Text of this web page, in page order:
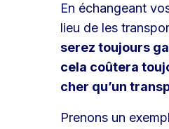
En échangeant
lieu de les
serez toujours
cela coûtera
cher qu’un
Prenons un